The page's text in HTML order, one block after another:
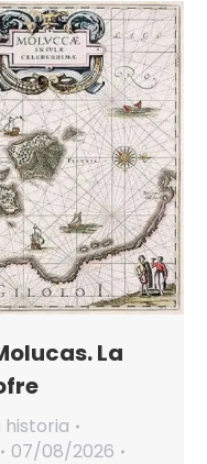
La
historia
07/08/2026